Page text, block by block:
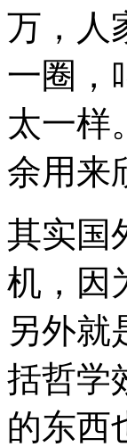
万，人
一圈，
太一样。
余用来
其实国
机，因
另外就
括哲学
的东西